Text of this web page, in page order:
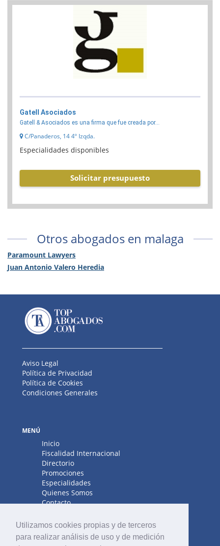
Utilizamos cookies propias y de terceros
para realizar análisis de uso y de medición
Gatell Asociados
Gatell & Asociados es una firma que fue creada por...
C/Panaderos, 14 4º Izqda.
Especialidades disponibles
Solicitar presupuesto
Otros abogados en malaga
Paramount Lawyers
Juan Antonio Valero Heredia
Aviso Legal
Política de Privacidad
Política de Cookies
Condiciones Generales
MENÚ
Inicio
Fiscalidad Internacional
Directorio
Promociones
Especialidades
Quienes Somos
Contacto
¿ERES UN PROFESIONAL?